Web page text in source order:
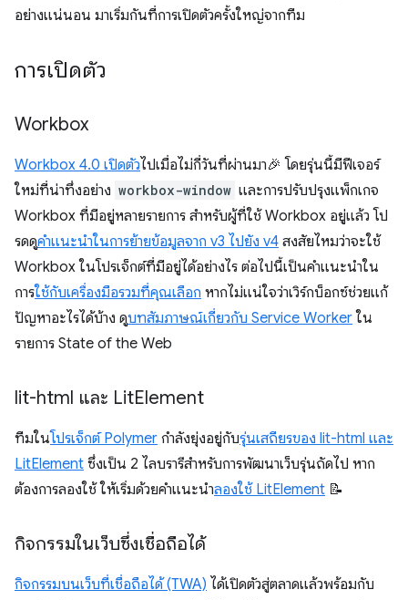
อย่างแน่นอน มาเริ่มกันที่การเปิดตัวครั้งใหญ่จากทีม
การเปิดตัว
Workbox
Workbox 4.0 เปิดตัวไปเมื่อไม่กี่วันที่ผ่านมา🎉 โดยรุ่นนี้มีฟีเจอร์
ใหม่ที่น่าทึ่งอย่าง workbox-window และการปรับปรุงแพ็กเกจ
Workbox ที่มีอยู่หลายรายการ สําหรับผู้ที่ใช้ Workbox อยู่แล้ว โป
รดดูคําแนะนําในการย้ายข้อมูลจาก v3 ไปยัง v4 สงสัยไหมว่าจะใช้
Workbox ในโปรเจ็กต์ที่มีอยู่ได้อย่างไร ต่อไปนี้เป็นคำแนะนำใน
การใช้กับเครื่องมือรวมที่คุณเลือก หากไม่แน่ใจว่าเวิร์กบ็อกซ์ช่วยแก้
ปัญหาอะไรได้บ้าง ดูบทสัมภาษณ์เกี่ยวกับ Service Worker ใน
รายการ State of the Web
lit-html และ LitElement
ทีมในโปรเจ็กต์ Polymer กำลังยุ่งอยู่กับรุ่นเสถียรของ lit-html และ
LitElement ซึ่งเป็น 2 ไลบรารีสำหรับการพัฒนาเว็บรุ่นถัดไป หาก
ต้องการลองใช้ ให้เริ่มด้วยคำแนะนำลองใช้ LitElement 📝
กิจกรรมในเว็บซึ่งเชื่อถือได้
กิจกรรมบนเว็บที่เชื่อถือได้ (TWA) ได้เปิดตัวสู่ตลาดแล้วพร้อมกับ